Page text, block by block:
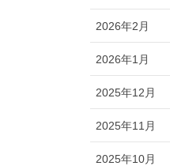
2026年2月
2026年1月
2025年12月
2025年11月
2025年10月